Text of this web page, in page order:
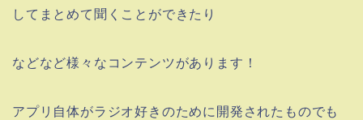
してまとめて聞くことができたり
などなど様々なコンテンツがあります！
アプリ自体がラジオ好きのために開発されたものでも